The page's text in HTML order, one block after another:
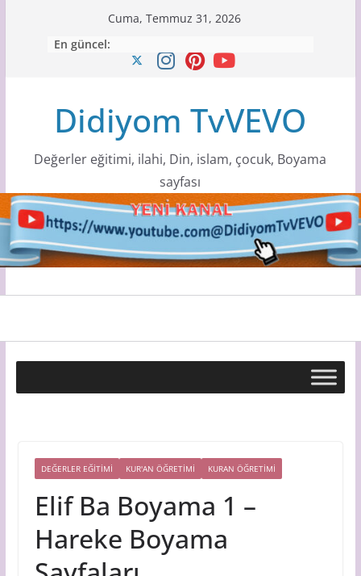
Cuma, Temmuz 31, 2026
En güncel:
Didiyom TvVEVO
Değerler eğitimi, ilahi, Din, islam, çocuk, Boyama
sayfası
DEĞERLER EĞİTİMİ KUR'AN ÖĞRETİMİ KURAN ÖĞRETIMI
Elif Ba Boyama 1 –
Hareke Boyama